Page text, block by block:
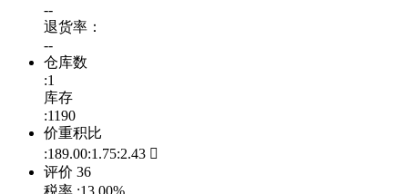
--
退货率：
--
仓库数
:1
库存
:1190
价重积比
:189.00:1.75:2.43 
评价 36
税率 :13.00%